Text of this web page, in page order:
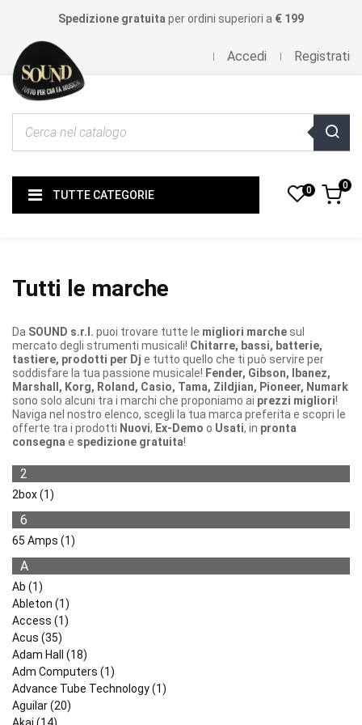
Spedizione gratuita per ordini superiori a € 199
Accedi Registrati
TUTTE CATEGORIE 0 0
Tutti le marche
Da SOUND s.r.l. puoi trovare tutte le migliori marche sul
mercato degli strumenti musicali! Chitarre, bassi, batterie,
tastiere, prodotti per Dj e tutto quello che ti può servire per
soddisfare la tua passione musicale! Fender, Gibson, Ibanez,
Marshall, Korg, Roland, Casio, Tama, Zildjian, Pioneer, Numark
sono solo alcuni tra i marchi che proponiamo ai prezzi migliori!
Naviga nel nostro elenco, scegli la tua marca preferita e scopri le
offerte tra i prodotti Nuovi, Ex-Demo o Usati, in pronta
consegna e spedizione gratuita!
2
2box (1)
6
65 Amps (1)
A
Ab (1)
Ableton (1)
Access (1)
Acus (35)
Adam Hall (18)
Adm Computers (1)
Advance Tube Technology (1)
Aguilar (20)